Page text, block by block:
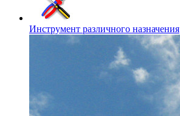
Инструмент различного назначения